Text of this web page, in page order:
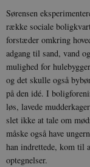
Sørensen
række sociale
forstæder omkring
adgang til sand, vand
mulighed for
og det skulle også
på den idé. I
løs, lavede
slet ikke at tale om
måske også have
han indrettede, kom til
optegnelser.